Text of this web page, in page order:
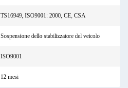
TS16949, ISO9001: 2000, CE, CSA
Sospensione dello stabilizzatore del veicolo
ISO9001
12 mesi